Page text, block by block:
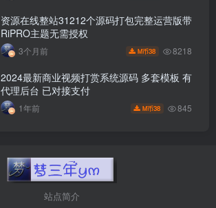
资源在线整站31212个源码打包完整运营版带
RiPRO主题无需授权
3个月前 M币38 8218
2024最新商业视频打赏系统源码 多套模板 有
代理后台 已对接支付
1年前 M币38 845
站点简介